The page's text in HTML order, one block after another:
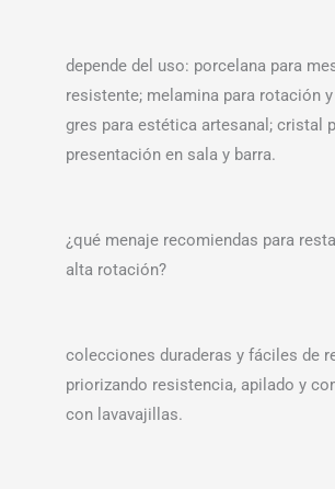
depende del uso: porcelana para
resistente; melamina para rotación
gres para estética artesanal; cristal
presentación en sala y barra.
¿qué menaje recomiendas para
alta rotación?
colecciones duraderas y fáciles de
priorizando resistencia, apilado y
con lavavajillas.